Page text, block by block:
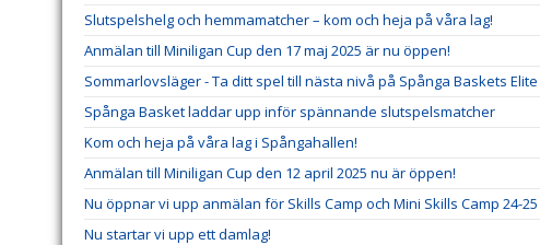
Slutspelshelg och hemmamatcher – kom och heja på våra lag!
Anmälan till Miniligan Cup den 17 maj 2025 är nu öppen!
Sommarlovsläger - Ta ditt spel till nästa nivå på Spånga Baskets Elite
Spånga Basket laddar upp inför spännande slutspelsmatcher
Kom och heja på våra lag i Spångahallen!
Anmälan till Miniligan Cup den 12 april 2025 nu är öppen!
Nu öppnar vi upp anmälan för Skills Camp och Mini Skills Camp 24-
Nu startar vi upp ett damlag!